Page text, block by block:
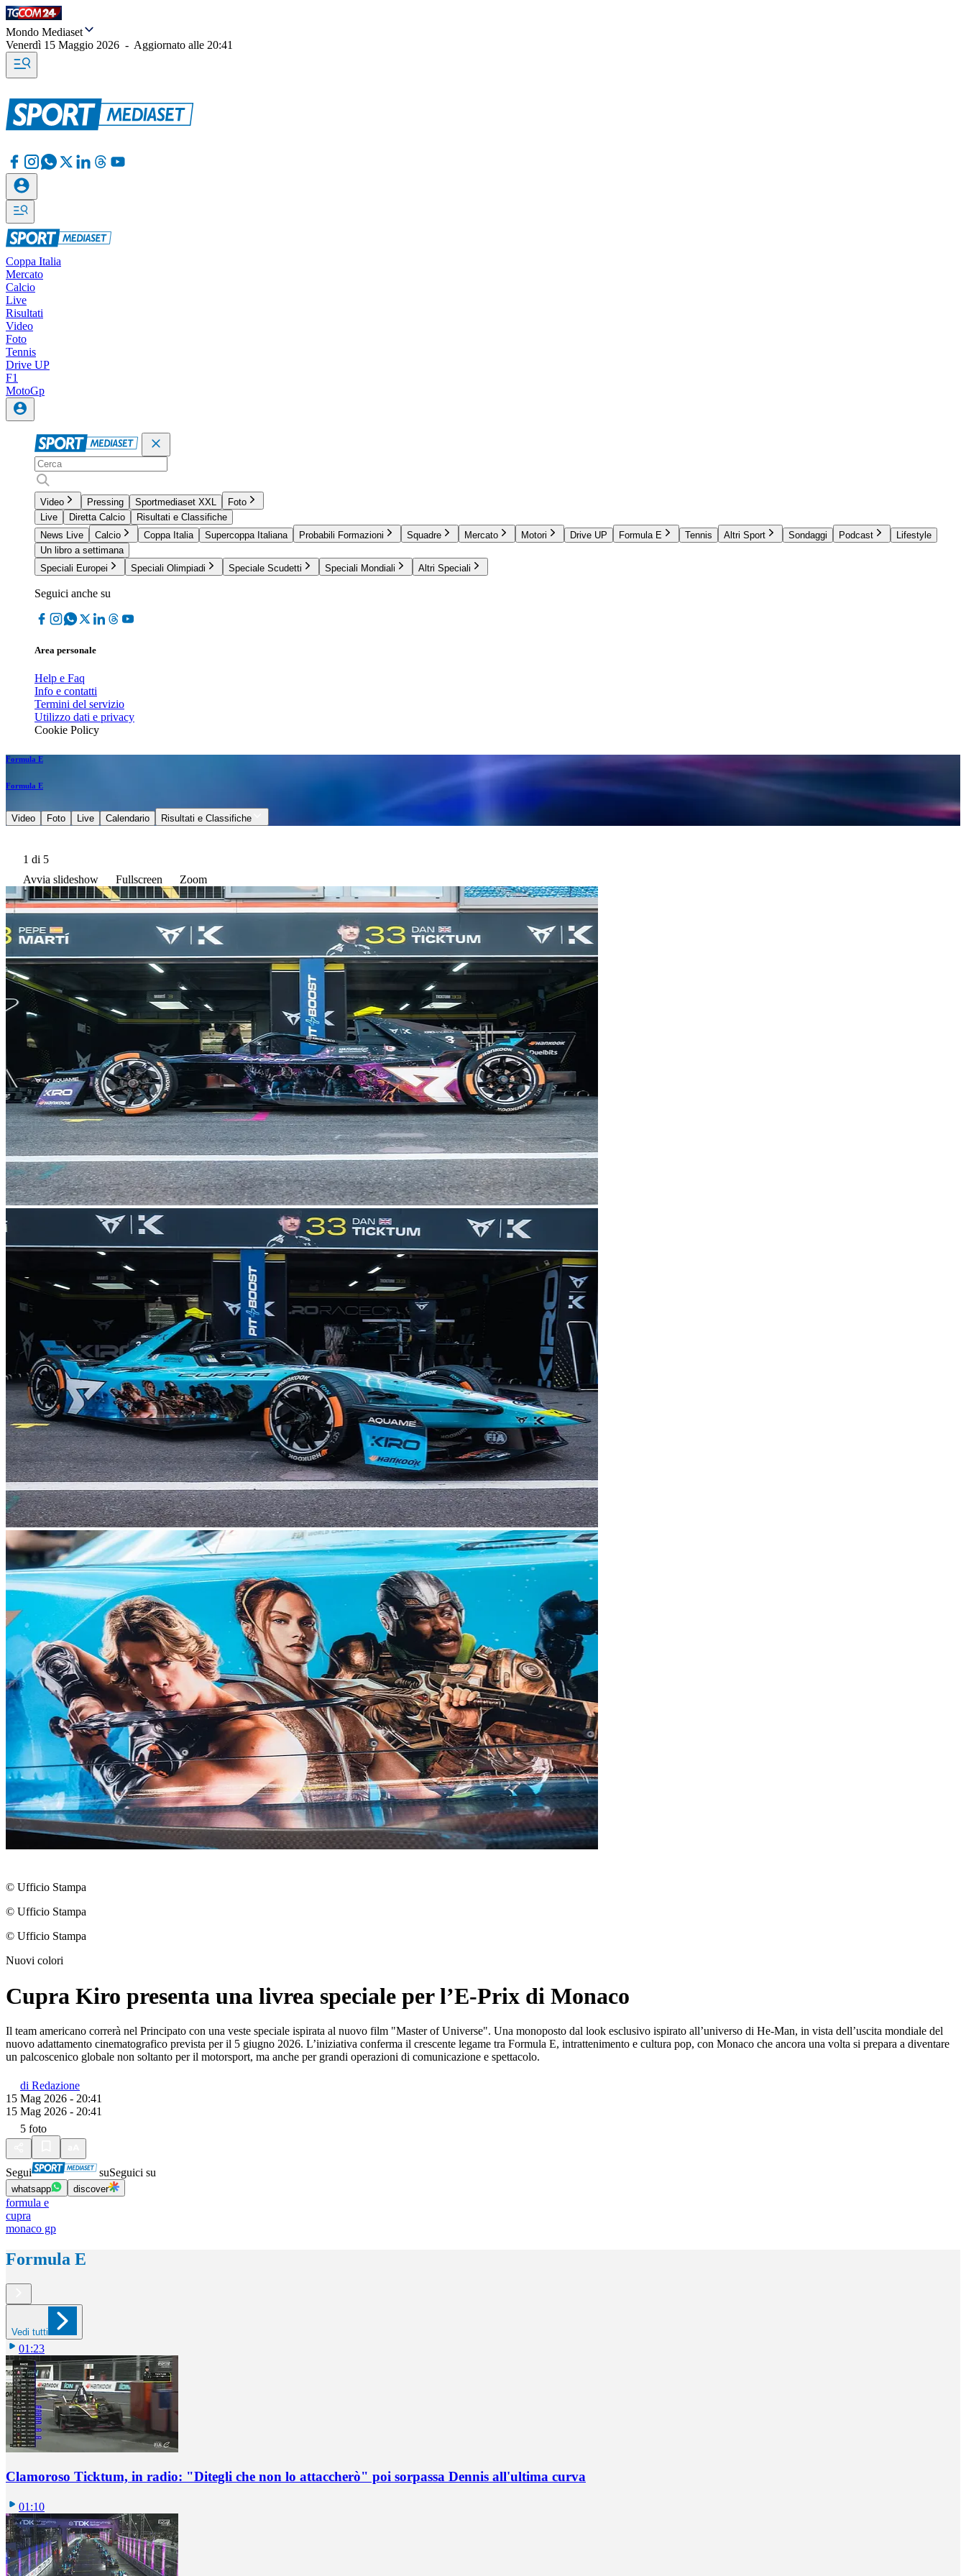
Mondo Mediaset
Venerdì 15 Maggio 2026 - Aggiornato alle 20:41
Coppa Italia
Mercato
Calcio
Live
Risultati
Video
Foto
Tennis
Drive UP
F1
MotoGp
Video Pressing Sportmediaset XXL
Foto
Live
Diretta Calcio
Risultati e Classifiche
News Live
Calcio Coppa Italia Supercoppa Italiana Probabili Formazioni Squadre Mercato Motori Drive UP Formula E Tennis Altri Sport Sondaggi Podcast
Lifestyle
Un libro a settimana
Speciali Europei
Speciali Olimpiadi Speciale Scudetti Speciali Mondiali Altri Speciali
Seguici anche su
Area personale
Help e Faq
Info e contatti
Termini del servizio
Utilizzo dati e privacy
Cookie Policy
Formula E
Formula E
Video Foto Live Calendario Risultati e Classifiche
1 di 5
Avvia slideshow
Fullscreen Zoom
© Ufficio Stampa
© Ufficio Stampa
© Ufficio Stampa
Nuovi colori
Cupra Kiro presenta una livrea speciale per l’E-Prix di Monaco
Il team americano correrà nel Principato con una veste speciale ispirata al nuovo film "Master of Universe". Una monoposto dal look esclusivo ispirato all’universo di He-Man, in vista dell’uscita mondiale del
nuovo adattamento cinematografico prevista per il 5 giugno 2026. L’iniziativa conferma il crescente legame tra Formula E, intrattenimento e cultura pop, con Monaco che ancora una volta si prepara a diventare
un palcoscenico globale non soltanto per il motorsport, ma anche per grandi operazioni di comunicazione e spettacolo.
di Redazione
15 Mag 2026 - 20:41
15 Mag 2026 - 20:41
5 foto
Segui suSeguici su
whatsapp discover
formula e
cupra
monaco gp
Formula E
Vedi tutti
01:23
Clamoroso Ticktum, in radio: "Ditegli che non lo attaccherò" poi sorpassa Dennis all'ultima curva
01:10